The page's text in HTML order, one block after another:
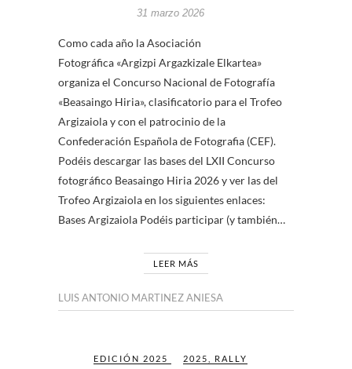
31 marzo 2026
Como cada año la Asociación
Fotográfica «Argizpi Argazkizale Elkartea»
organiza el Concurso Nacional de Fotografía
«Beasaingo Hiria», clasificatorio para el Trofeo
Argizaiola y con el patrocinio de la
Confederación Española de Fotografia (CEF).
Podéis descargar las bases del LXII Concurso
fotográfico Beasaingo Hiria 2026 y ver las del
Trofeo Argizaiola en los siguientes enlaces:
Bases Argizaiola Podéis participar (y también…
LEER MÁS
LUIS ANTONIO MARTINEZ ANIESA
EDICIÓN 2025 2025 RALLY